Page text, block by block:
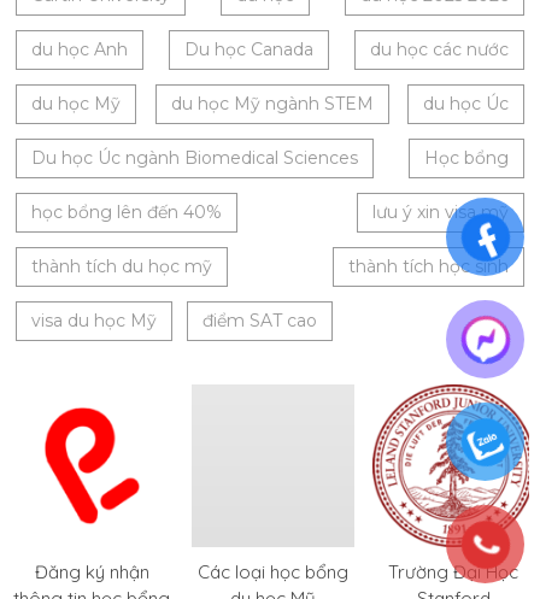
du học Anh Du học Canada du học các nước
du học Mỹ du học Mỹ ngành STEM du học Úc
Du học Úc ngành Biomedical Sciences Học bổng
học bổng lên đến 40% lưu ý xin visa mỹ
thành tích du học mỹ thành tích học sinh
visa du học Mỹ điểm SAT cao
Đăng ký nhận
Các loại học bổng
Trường Đại Học